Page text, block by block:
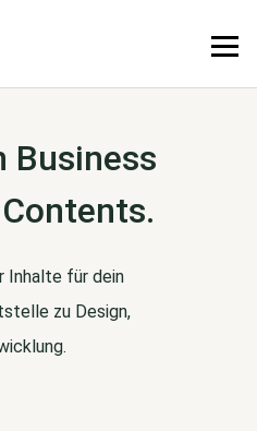
Business
Inhalte für dein
zu Design,